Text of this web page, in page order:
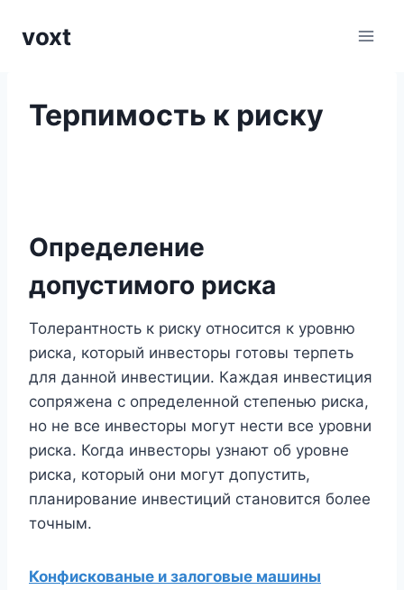
voxt
Терпимость к риску
Определение
допустимого риска
Толерантность к риску относится к уровню
риска, который инвесторы готовы терпеть
для данной инвестиции. Каждая инвестиция
сопряжена с определенной степенью риска,
но не все инвесторы могут нести все уровни
риска. Когда инвесторы узнают об уровне
риска, который они могут допустить,
планирование инвестиций становится более
точным.
Конфискованые и залоговые машины